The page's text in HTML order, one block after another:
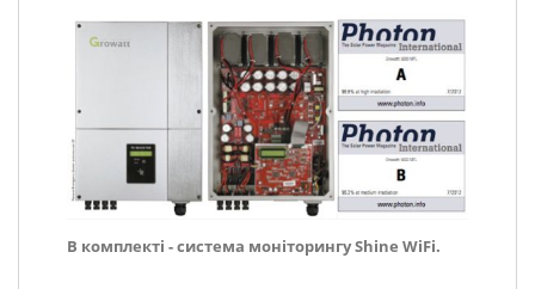
В комплекті - система моніторингу Shine WiFi.